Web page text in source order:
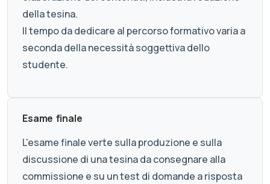
della tesina.
Il tempo da dedicare al percorso formativo varia a
seconda della necessità soggettiva dello
studente.
Esame finale
L'esame finale verte sulla produzione e sulla
discussione di una tesina da consegnare alla
commissione e su un test di domande a risposta